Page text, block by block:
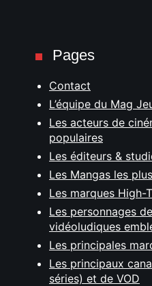
Pages
Contact
L’équipe du Mag
Les acteurs de
populaires
Les éditeurs &
Les Mangas les
Les marques High-
Les personnages
vidéoludiques
Les principales
Les principaux
séries) et de VOD